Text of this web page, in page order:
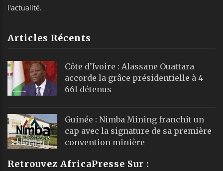
l'actualité.
Articles Récents
Côte d’Ivoire : Alassane Ouattara
accorde la grâce présidentielle à 4
661 détenus
Guinée : Nimba Mining franchit un
cap avec la signature de sa première
convention minière
Retrouvez AfricaPresse Sur :